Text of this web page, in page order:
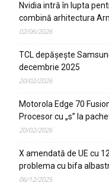
Nvidia intră în lupta
combină arhitectura
02/06/2026
TCL depășește
decembrie 2025
20/02/2026
Motorola Edge 70
Procesor cu „s” la
20/02/2026
X amendată de UE cu
problema cu bifa
06/12/2025